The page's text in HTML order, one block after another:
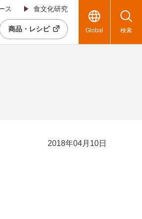
ス 食文化研究
商品・レシピ Global 検索
2018年04月10日